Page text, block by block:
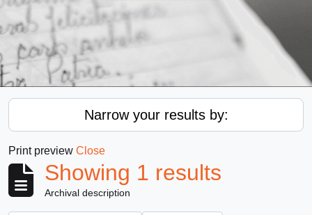
Narrow your results by:
Print preview Close
Showing 1 results
Archival description